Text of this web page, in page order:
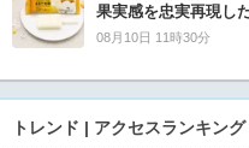
果実感を忠実再現し
08月10日 11時30分
トレンド | アクセスランキング